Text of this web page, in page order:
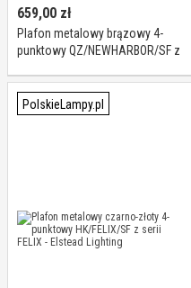
659,00 zł
Plafon metalowy brązowy 4-
punktowy QZ/NEWHARBOR/SF z
Lighting
PolskieLampy.pl